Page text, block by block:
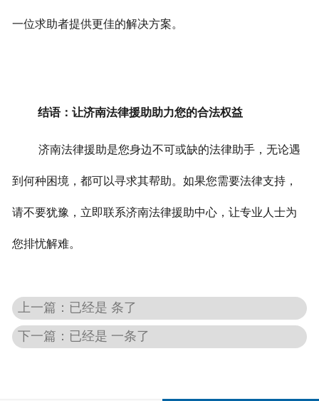
一位求助者提供更佳的解决方案。
结语：让济南法律援助助力您的合法权益
济南法律援助是您身边不可或缺的法律助手，无论遇
到何种困境，都可以寻求其帮助。 如果您需要法律支持，
请不要犹豫，立即联系济南法律援助中心，让专业人士为
您排忧解难。
上一篇：已经是 条了
下一篇：已经是 一条了